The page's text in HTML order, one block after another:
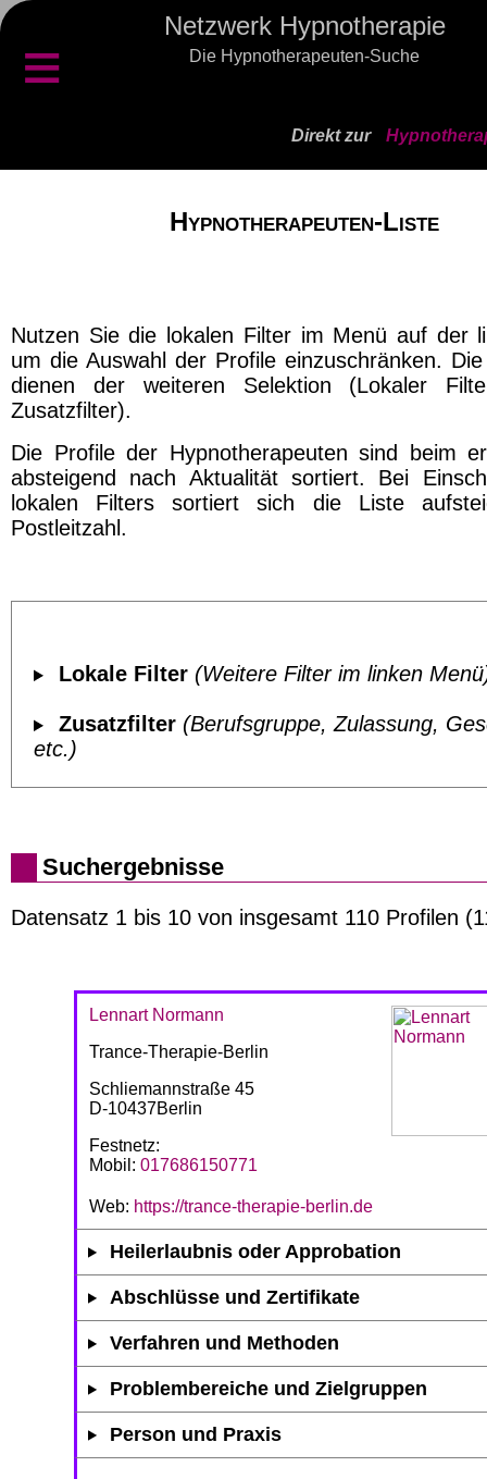
Netzwerk Hypnotherapie
Die Hypnotherapeuten-Suche
≡
Direkt zur
Hypnotherapeuten-Liste
Nutzen Sie die lokalen Filter im Menü auf der
um die Auswahl der Profile einzuschränken.
dienen der weiteren Selektion (Lokaler
Zusatzfilter).
Die Profile der Hypnotherapeuten sind beim
absteigend nach Aktualität sortiert. Bei
lokalen Filters sortiert sich die Liste
Postleitzahl.
Lokale Filter (Weitere Filter im linken
Zusatzfilter (Berufsgruppe, Zulassung,
etc.)
Suchergebnisse
Datensatz 1 bis 10 von insgesamt 110 Profilen
Lennart Normann
Trance-Therapie-Berlin
Schliemannstraße 45
D-10437Berlin
Festnetz:
Mobil: 017686150771
Web: https://trance-therapie-berlin.de
Heilerlaubnis oder Approbation
Abschlüsse und Zertifikate
Verfahren und Methoden
Problembereiche und Zielgruppen
Person und Praxis